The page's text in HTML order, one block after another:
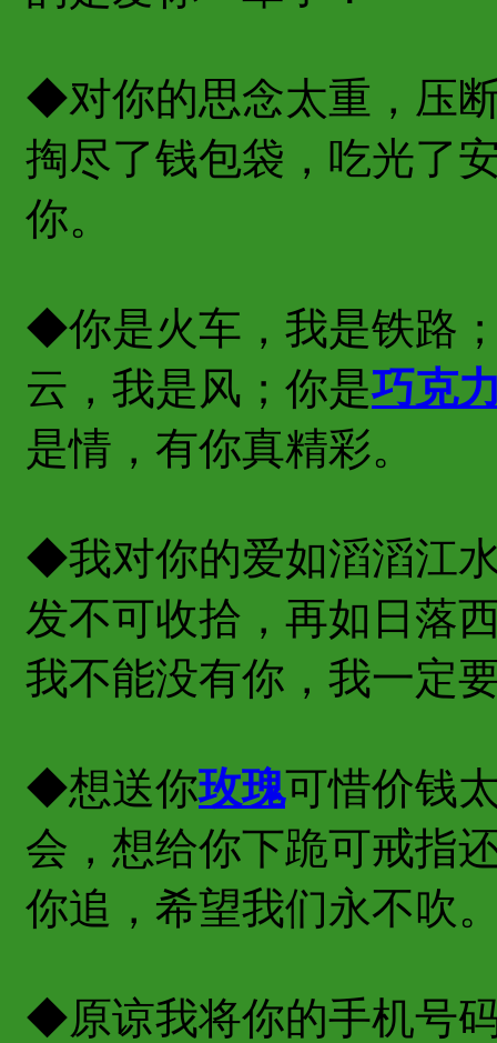
◆对你的思念太重，压
掏尽了钱包袋，吃光了
你。
◆你是火车，我是铁路
云，我是风；你是巧克
是情，有你真精彩。
◆我对你的爱如滔滔江
发不可收拾，再如日落
我不能没有你，我一定
◆想送你玫瑰可惜价钱
会，想给你下跪可戒指
你追，希望我们永不吹
◆原谅我将你的手机号